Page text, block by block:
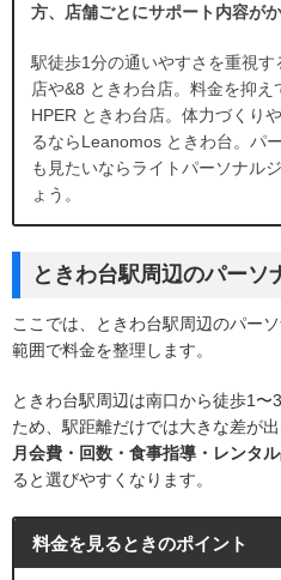
方、店舗ごとにサポート内容が
駅徒歩1分の通いやすさを重視
店や&8 ときわ台店。料金を抑え
HPER ときわ台店。体力づくり
るならLeanomos ときわ台。パ
も見たいならライトパーソナル
ょう。
ときわ台駅周辺のパーソ
ここでは、ときわ台駅周辺のパー
範囲で料金を整理します。
ときわ台駅周辺は南口から徒歩1
ため、駅距離だけでは大きな差が
月会費・回数・食事指導・レンタ
ると選びやすくなります。
料金を見るときのポイント